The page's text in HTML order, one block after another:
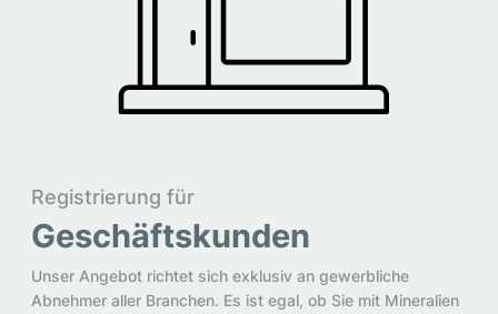
Registrierung für
Geschäftskunden
Unser Angebot richtet sich exklusiv an gewerbliche
Abnehmer aller Branchen. Es ist egal, ob Sie mit Mineralien